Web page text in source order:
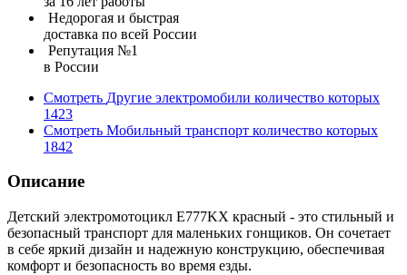
Недорогая и быстрая
доставка по всей России
Репутация №1
в России
Смотреть Другие электромобили количество которых
1423
Смотреть Мобильный транспорт количество которых
1842
Описание
Детский электромотоцикл E777KX красный - это стильный и
безопасный транспорт для маленьких гонщиков. Он сочетает
в себе яркий дизайн и надежную конструкцию, обеспечивая
комфорт и безопасность во время езды.